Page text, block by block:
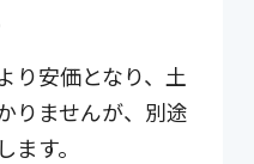
り安価となり、土
りませんが、別途
す。